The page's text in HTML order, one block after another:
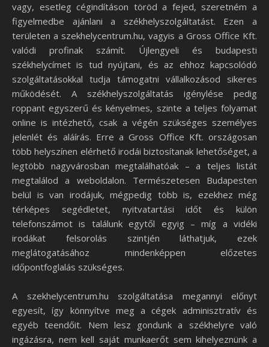
vagy, esetleg cégindításon töröd a fejed, szeretném a
figyelmedbe ajánlani a székhelyszolgáltatást. Ezen a
területen a szekhelycentrum.hu, vagyis a Gross Office Kft.
valódi profinak számít. Újlengyeli és budapesti
székhelycímet is tud nyújtani, és az ehhoz kapcsolódó
szolgáltatásokkal tudja támogatni vállalkozásod sikeres
működését. A székhelyszolgáltatás igénylése pedig
roppant egyszerű és kényelmes, szinte a teljes folyamat
online is intézhető, csak a végén szükséges személyes
jelenlét és aláírás. Erre a Gross Office Kft. országosan
több helyszínen elérhető irodái biztosítanak lehetőséget, a
legtöbb nagyvárosban megtalálhatóak – a teljes listát
megtalálod a weboldalon. Természetesen Budapesten
belül is van irodájuk, mégpedig több is, ezekhez még
térképes segédletet, nyitvatartási időt és külön
telefonszámot is találunk egytől egyig – míg a vidéki
irodákat felsorolás szintjén láthatjuk, ezek
meglátogatásához mindenképpen előzetes
időpontfoglalás szükséges.
A szekhelycentrum.hu szolgáltatása megannyi előnyt
egyesít, így könnyítve meg a cégek adminisztratív és
egyéb teendőit. Nem lesz gondunk a székhelyre való
ingázásra, nem kell saját munkaerőt sem kihelyeznünk a